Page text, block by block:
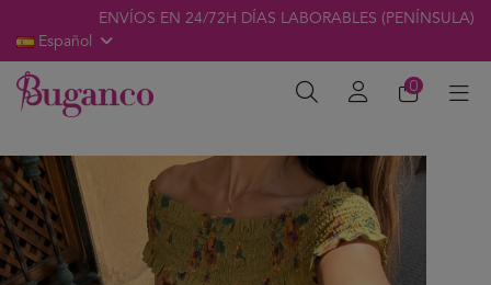
ENVÍOS EN 24/72H DÍAS LABORABLES (PENÍNSULA)
Español
0